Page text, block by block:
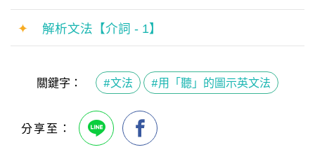
✦ 解析文法【介詞 - 1】
關鍵字： #文法 #用「聽」的圖示英文法